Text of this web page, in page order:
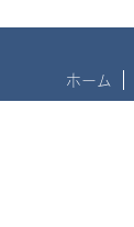
ホーム